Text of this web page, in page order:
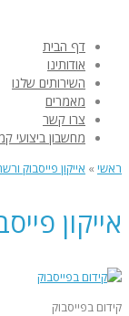
דף הבית
אודותינו
השירותים שלנו
מאמרים
צרו קשר
מחשבון ביצועי
ראשי » אייקון פייסבוק
אייקון
קידום בפייסבוק